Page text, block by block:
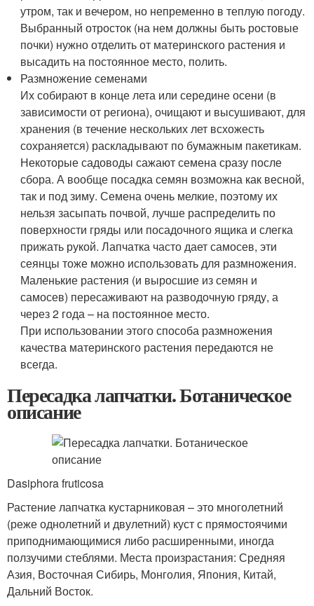
утром, так и вечером, но непременно в теплую погоду.
Выбранный отросток (на нем должны быть ростовые
почки) нужно отделить от материнского растения и
высадить на постоянное место, полить.
Размножение семенами
Их собирают в конце лета или середине осени (в
зависимости от региона), очищают и высушивают, для
хранения (в течение нескольких лет всхожесть
сохраняется) раскладывают по бумажным пакетикам.
Некоторые садоводы сажают семена сразу после
сбора. А вообще посадка семян возможна как весной,
так и под зиму. Семена очень мелкие, поэтому их
нельзя засыпать почвой, лучше распределить по
поверхности гряды или посадочного ящика и слегка
прижать рукой. Лапчатка часто дает самосев, эти
сеянцы тоже можно использовать для размножения.
Маленькие растения (и выросшие из семян и
самосев) пересаживают на разводочную гряду, а
через 2 года – на постоянное место.
При использовании этого способа размножения
качества материнского растения передаются не
всегда.
Пересадка лапчатки. Ботаническое
описание
Dasiphora fruticosa
Растение лапчатка кустарниковая – это многолетний
(реже однолетний и двулетний) куст с прямостоячими
приподнимающимися либо расширенными, иногда
ползучими стеблями. Места произрастания: Средняя
Азия, Восточная Сибирь, Монголия, Япония, Китай,
Дальний Восток.